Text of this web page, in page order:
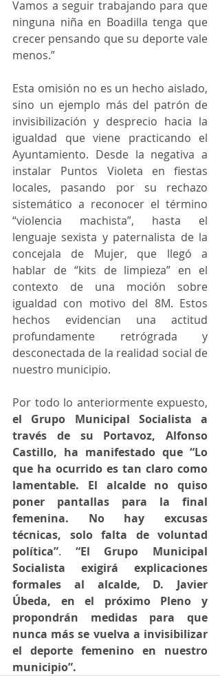
Vamos a seguir trabajando para que
ninguna niña en Boadilla tenga que
crecer pensando que su deporte vale
menos.”
Esta omisión no es un hecho aislado,
sino un ejemplo más del patrón de
invisibilización y desprecio hacia la
igualdad que viene practicando el
Ayuntamiento. Desde la negativa a
instalar Puntos Violeta en fiestas
locales, pasando por su rechazo
sistemático a reconocer el término
“violencia machista”, hasta el
lenguaje sexista y paternalista de la
concejala de Mujer, que llegó a
hablar de “kits de limpieza” en el
contexto de una moción sobre
igualdad con motivo del 8M. Estos
hechos evidencian una actitud
profundamente retrógrada y
desconectada de la realidad social de
nuestro municipio.
el Grupo Municipal Socialista a
través de su Portavoz, Alfonso
Castillo, ha manifestado que “Lo
que ha ocurrido es tan claro como
lamentable. El alcalde no quiso
poner pantallas para la final
femenina. No hay excusas
técnicas, solo falta de voluntad
política”. “El Grupo Municipal
Socialista exigirá explicaciones
formales al alcalde, D. Javier
Úbeda, en el próximo Pleno y
propondrán medidas para que
nunca más se vuelva a invisibilizar
el deporte femenino en nuestro
municipio”.